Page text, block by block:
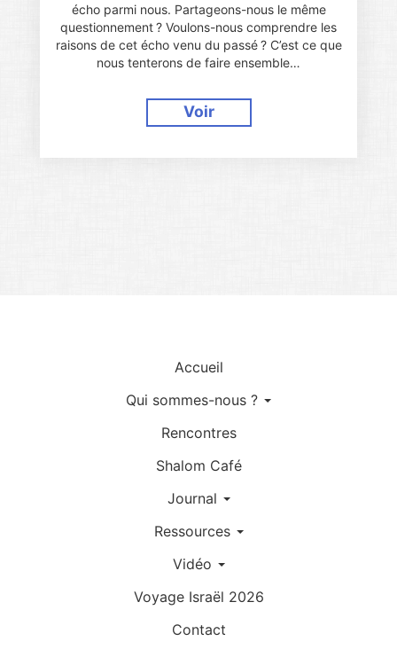
écho parmi nous. Partageons-nous le même
questionnement ? Voulons-nous comprendre les
raisons de cet écho venu du passé ? C’est ce que
nous tenterons de faire ensemble…
Voir
Accueil
Qui sommes-nous ?
Rencontres
Shalom Café
Journal
Ressources
Vidéo
Voyage Israël 2026
Contact